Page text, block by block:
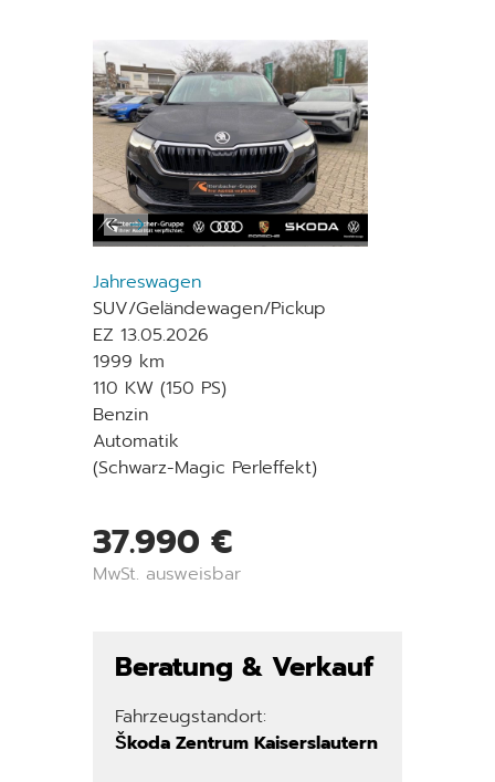
Jahreswagen
SUV/Geländewagen/Pickup
EZ 13.05.2026
1999 km
110 KW (150 PS)
Benzin
Automatik
(Schwarz-Magic Perleffekt)
37.990 €
MwSt. ausweisbar
Beratung & Verkauf
Fahrzeugstandort:
Škoda Zentrum Kaiserslautern